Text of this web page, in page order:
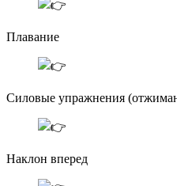
Плавание
Силовые упражнения
Наклон вперед